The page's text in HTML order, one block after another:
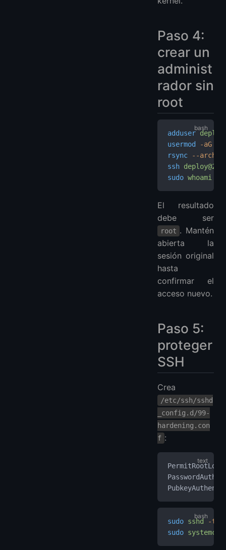
Paso 4:
crear un
administ
rador sin
root
adduser deploy
usermod
-aG
rsync --
ssh
sudo whoami
El resultado
debe ser
root . Mantén
abierta la
sesión original
hasta
confirmar el
acceso nuevo.
Paso 5:
proteger
SSH
Crea
/etc/ssh/sshd
_config.d/99-
hardening.con
f :
sudo sshd -t
sudo systemctl